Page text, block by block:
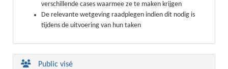
verschillende cases waarmee ze te maken krijgen
De relevante wetgeving raadplegen indien dit nodig is
tijdens de uitvoering van hun taken
Public visé